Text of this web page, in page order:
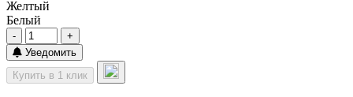
Желтый
Белый
-
+
Уведомить
Купить в 1 клик